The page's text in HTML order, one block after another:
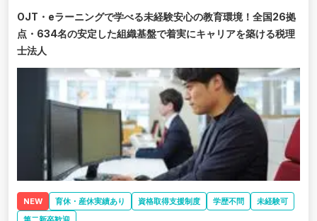
OJT・eラーニングで学べる未経験安心の教育環境！全国26拠
点・634名の安定した組織基盤で着実にキャリアを築ける税理
士法人
NEW 育休・産休実績あり 資格取得支援制度 学歴不問
未経験可